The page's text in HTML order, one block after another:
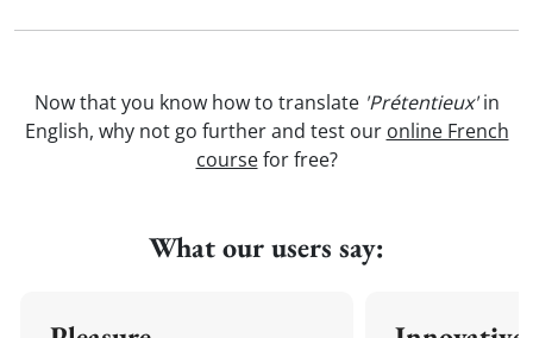
Now that you know how to translate 'Prétentieux'in
English, why not go further and test our online French
coursefor free?
What our users say: